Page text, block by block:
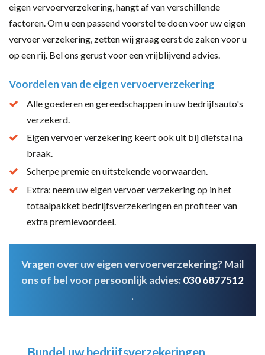
eigen vervoerverzekering, hangt af van verschillende
factoren. Om u een passend voorstel te doen voor uw eigen
vervoer verzekering, zetten wij graag eerst de zaken voor u
op een rij. Bel ons gerust voor een vrijblijvend advies.
Voordelen van de eigen vervoerverzekering
Alle goederen en gereedschappen in uw bedrijfsauto's
verzekerd.
Eigen vervoer verzekering keert ook uit bij diefstal na
braak.
Scherpe premie en uitstekende voorwaarden.
Extra: neem uw eigen vervoer verzekering op in het
totaalpakket bedrijfsverzekeringen en profiteer van
extra premievoordeel.
Vragen over uw eigen vervoerverzekering? Mail
ons of bel voor persoonlijk advies:030 6877512
.
Bundel uw bedrijfsverzekeringen